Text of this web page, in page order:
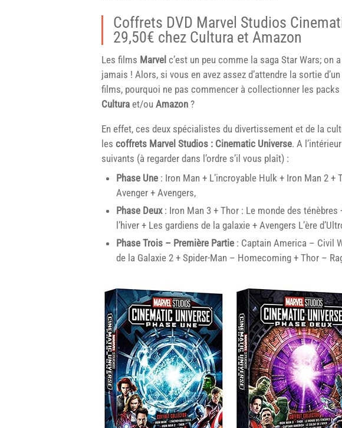
Coffrets DVD Marvel Studios
29,50€ chez Cultura et Amazon
Les films Marvel c’est un peu comme la saga Star Wars; on
jamais ! Alors, si vous en avez assez d’attendre la sortie
films, pourquoi ne pas commencer à collectionner les
Cultura et/ou Amazon ?
En effet, ces deux spécialistes du divertissement et de la
les coffrets Marvel Studios : Cinematic Universe. A
suivants (à regarder dans l’ordre s’il vous plaît) :
Phase Une : Iron Man + L’incroyable Hulk + Iron Man 2
Avenger + Avengers,
Phase Deux: Iron Man 3 + Thor : Le monde des
l’hiver + Les gardiens de la galaxie + Avengers L’ère
Phase Trois – Première Partie : Captain America – Civil
de la Galaxie 2 + Spider-Man – Homecoming + Thor –